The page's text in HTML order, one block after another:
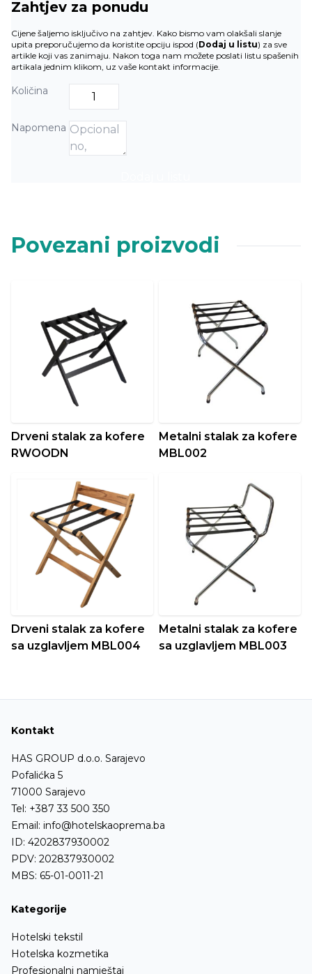
Zahtjev za ponudu
Cijene šaljemo isključivo na zahtjev. Kako bismo vam olakšali slanje
upita preporučujemo da koristite opciju ispod (Dodaj u listu) za sve
artikle koji vas zanimaju. Nakon toga nam možete poslati listu spašenih
artikala jednim klikom, uz vaše kontakt informacije.
Količina
Napomena
Povezani proizvodi
Drveni stalak za kofere
RWOODN
Metalni stalak za kofere
MBL002
Drveni stalak za kofere
sa uzglavljem MBL004
Metalni stalak za kofere
sa uzglavljem MBL003
Kontakt
HAS GROUP d.o.o. Sarajevo
Pofalićka 5
71000 Sarajevo
Tel: +387 33 500 350
Email: info@hotelskaoprema.ba
ID: 4202837930002
PDV: 202837930002
MBS: 65-01-0011-21
Kategorije
Hotelski tekstil
Hotelska kozmetika
Profesionalni namještaj